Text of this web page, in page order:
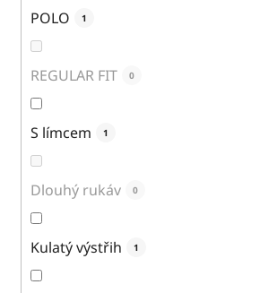
POLO 1
REGULAR FIT 0
S límcem 1
Dlouhý rukáv 0
Kulatý výstřih 1